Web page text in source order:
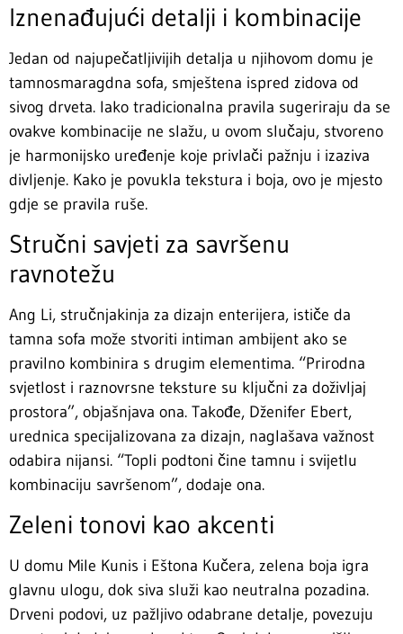
Iznenađujući detalji i kombinacije
Jedan od najupečatljivijih detalja u njihovom domu je
tamnosmaragdna sofa, smještena ispred zidova od
sivog drveta. Iako tradicionalna pravila sugeriraju da se
ovakve kombinacije ne slažu, u ovom slučaju, stvoreno
je harmonijsko uređenje koje privlači pažnju i izaziva
divljenje. Kako je povukla tekstura i boja, ovo je mjesto
gdje se pravila ruše.
Stručni savjeti za savršenu
ravnotežu
Ang Li, stručnjakinja za dizajn enterijera, ističe da
tamna sofa može stvoriti intiman ambijent ako se
pravilno kombinira s drugim elementima. “Prirodna
svjetlost i raznovrsne teksture su ključni za doživljaj
prostora”, objašnjava ona. Takođe, Dženifer Ebert,
urednica specijalizovana za dizajn, naglašava važnost
odabira nijansi. “Topli podtoni čine tamnu i svijetlu
kombinaciju savršenom”, dodaje ona.
Zeleni tonovi kao akcenti
U domu Mile Kunis i Eštona Kučera, zelena boja igra
glavnu ulogu, dok siva služi kao neutralna pozadina.
Drveni podovi, uz pažljivo odabrane detalje, povezuju